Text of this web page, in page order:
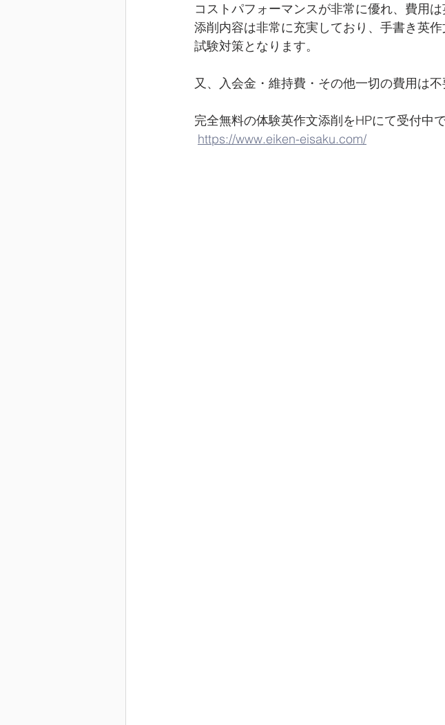
コストパフォーマンスが非常に優れ、費用は
添削内容は非常に充実しており、手書き英
試験対策となります。
又、入会金・維持費・その他一切の費用は不
完全無料の体験英作文添削をHPにて受付
https://www.eiken-eisaku.com/